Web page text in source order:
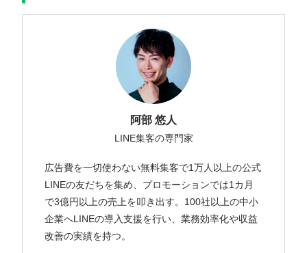
阿部 悠人
LINE集客の専門家
広告費を一切使わない無料集客で1万人以上の公式
LINEの友だちを集め、プロモーションでは1カ月
で3億円以上の売上を叩き出す。100社以上の中小
企業へLINEの導入支援を行い、業務効率化や収益
改善の実績を持つ。